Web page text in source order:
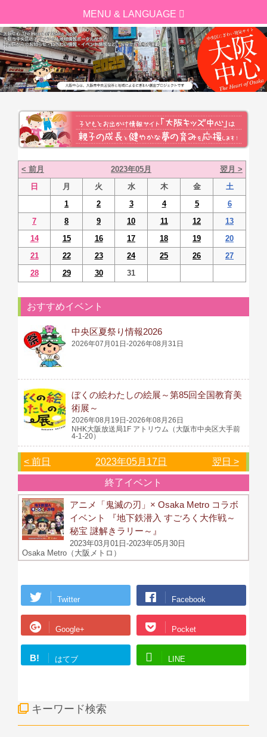
< 前月 2023年05月
翌月 >
日
月 火 水 木 金
土
1
2 3 4 5
6
7
8 9 10 11 12
13
14
15 16 17 18 19
20
21
22 23 24 25 26
27
28
29 30 31
おすすめイベント
中央区夏祭り情報2026
2026年07月01日-2026年08月31日
ぼくの絵わたしの絵展～第85回全国教育美
術展～
2026年08月19日-2026年08月26日
NHK大阪放送局1F アトリウム（大阪市中央区大手前
4-1-20）
< 前日 2023年05月17日 翌日 >
終了イベント
アニメ「鬼滅の刃」× Osaka Metro コラボ
イベント 『地下鉄潜入 すごろく大作戦～
秘宝 謎解きラリー～』
2023年03月01日-2023年05月30日
Osaka Metro（大阪メトロ）
Twitter Facebook
Google+ Pocket
B! はてブ LINE
キーワード検索